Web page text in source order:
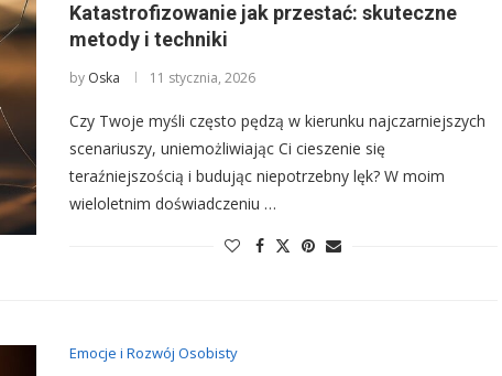
Katastrofizowanie jak przestać: skuteczne
metody i techniki
by Oska 11 stycznia, 2026
Czy Twoje myśli często pędzą w kierunku najczarniejszych
scenariuszy, uniemożliwiając Ci cieszenie się
teraźniejszością i budując niepotrzebny lęk? W moim
wieloletnim doświadczeniu …
Emocje i Rozwój Osobisty